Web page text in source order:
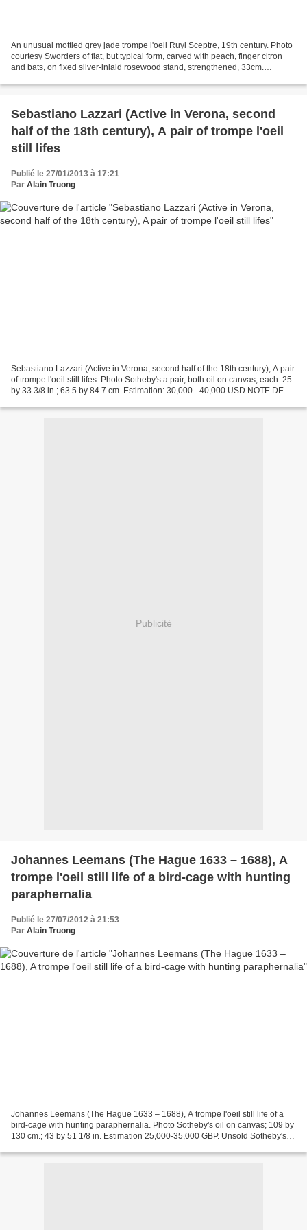
An unusual mottled grey jade trompe l'oeil Ruyi Sceptre, 19th century. Photo
courtesy Sworders of flat, but typical form, carved with peach, finger citron
and bats, on fixed silver-inlaid rosewood stand, strengthened, 33cm.
Sebastiano Lazzari (Active in Verona, second
half of the 18th century), A pair of trompe l'oeil
still lifes
Publié le 27/01/2013 à 17:21
Par Alain Truong
Sebastiano Lazzari (Active in Verona, second half of the 18th century), A pair
of trompe l'oeil still lifes. Photo Sotheby's a pair, both oil on canvas; each: 25
by 33 3/8 in.; 63.5 by 84.7 cm. Estimation: 30,000 - 40,000 USD NOTE DE
Publicité
Johannes Leemans (The Hague 1633 – 1688), A
trompe l'oeil still life of a bird-cage with hunting
paraphernalia
Publié le 27/07/2012 à 21:53
Par Alain Truong
Johannes Leemans (The Hague 1633 – 1688), A trompe l'oeil still life of a
bird-cage with hunting paraphernalia. Photo Sotheby's oil on canvas; 109 by
130 cm.; 43 by 51 1/8 in. Estimation 25,000-35,000 GBP. Unsold Sotheby's.